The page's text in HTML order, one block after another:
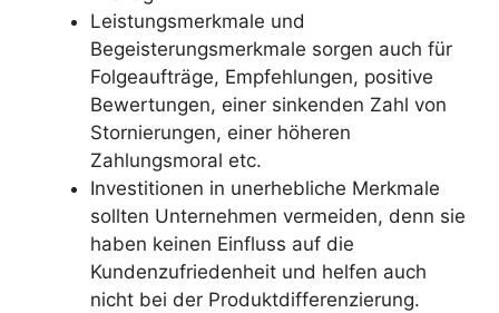
Leistungsmerkmale und
Begeisterungsmerkmale sorgen auch für
Folgeaufträge, Empfehlungen, positive
Bewertungen, einer sinkenden Zahl von
Stornierungen, einer höheren
Zahlungsmoral etc.
Investitionen in unerhebliche Merkmale
sollten Unternehmen vermeiden, denn sie
haben keinen Einfluss auf die
Kundenzufriedenheit und helfen auch
nicht bei der Produktdifferenzierung.